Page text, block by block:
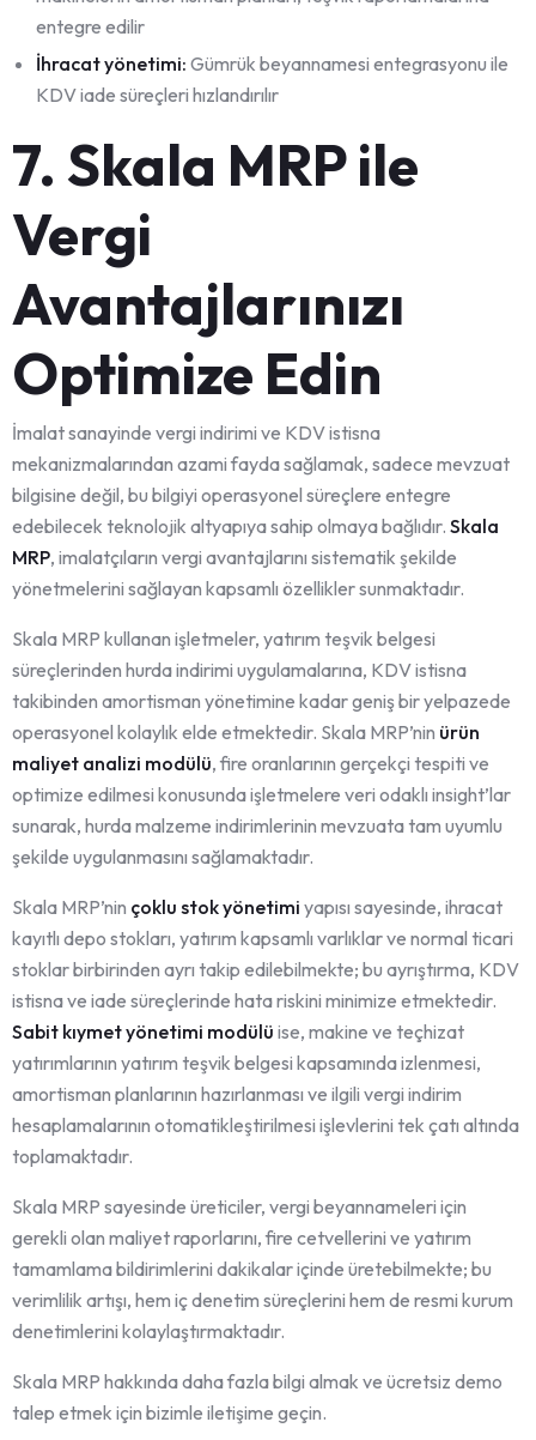
entegre edilir
İhracat yönetimi: Gümrük beyannamesi entegrasyonu ile
KDV iade süreçleri hızlandırılır
7. Skala MRP ile
Vergi
Avantajlarınızı
Optimize Edin
İmalat sanayinde vergi indirimi ve KDV istisna
mekanizmalarından azami fayda sağlamak, sadece mevzuat
bilgisine değil, bu bilgiyi operasyonel süreçlere entegre
edebilecek teknolojik altyapıya sahip olmaya bağlıdır. Skala
MRP, imalatçıların vergi avantajlarını sistematik şekilde
yönetmelerini sağlayan kapsamlı özellikler sunmaktadır.
Skala MRP kullanan işletmeler, yatırım teşvik belgesi
süreçlerinden hurda indirimi uygulamalarına, KDV istisna
takibinden amortisman yönetimine kadar geniş bir yelpazede
operasyonel kolaylık elde etmektedir. Skala MRP’nin ürün
maliyet analizi modülü, fire oranlarının gerçekçi tespiti ve
optimize edilmesi konusunda işletmelere veri odaklı insight’lar
sunarak, hurda malzeme indirimlerinin mevzuata tam uyumlu
şekilde uygulanmasını sağlamaktadır.
Skala MRP’nin çoklu stok yönetimi yapısı sayesinde, ihracat
kayıtlı depo stokları, yatırım kapsamlı varlıklar ve normal ticari
stoklar birbirinden ayrı takip edilebilmekte; bu ayrıştırma, KDV
istisna ve iade süreçlerinde hata riskini minimize etmektedir.
Sabit kıymet yönetimi modülü ise, makine ve teçhizat
yatırımlarının yatırım teşvik belgesi kapsamında izlenmesi,
amortisman planlarının hazırlanması ve ilgili vergi indirim
hesaplamalarının otomatikleştirilmesi işlevlerini tek çatı altında
toplamaktadır.
Skala MRP sayesinde üreticiler, vergi beyannameleri için
gerekli olan maliyet raporlarını, fire cetvellerini ve yatırım
tamamlama bildirimlerini dakikalar içinde üretebilmekte; bu
verimlilik artışı, hem iç denetim süreçlerini hem de resmi kurum
denetimlerini kolaylaştırmaktadır.
Skala MRP hakkında daha fazla bilgi almak ve ücretsiz demo
talep etmek için bizimle iletişime geçin.